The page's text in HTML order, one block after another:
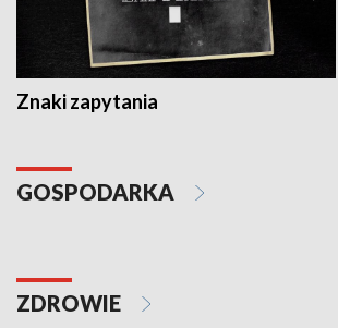
Znaki zapytania
GOSPODARKA
ZDROWIE